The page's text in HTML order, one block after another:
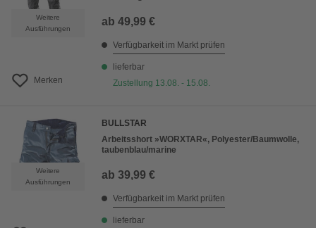
Weitere
Ausführungen
Merken
ab 49,99 €
Verfügbarkeit im Markt prüfen
lieferbar
Zustellung 13.08. - 15.08.
Weitere
Ausführungen
BULLSTAR
Arbeitsshort »WORXTAR«, Polyester/Baumwolle,
taubenblau/marine
ab 39,99 €
Verfügbarkeit im Markt prüfen
lieferbar